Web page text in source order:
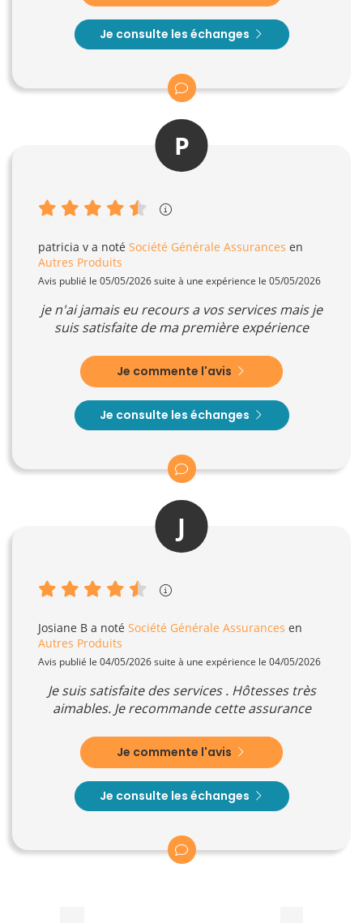
Je consulte les échanges
P
patricia v a noté Société Générale Assurances en
Autres Produits
Avis publié le 05/05/2026 suite à une expérience le 05/05/2026
je n'ai jamais eu recours a vos services mais je
suis satisfaite de ma première expérience
Je commente l'avis
Je consulte les échanges
J
Josiane B a noté Société Générale Assurances en
Autres Produits
Avis publié le 04/05/2026 suite à une expérience le 04/05/2026
Je suis satisfaite des services . Hôtesses très
aimables. Je recommande cette assurance
Je commente l'avis
Je consulte les échanges